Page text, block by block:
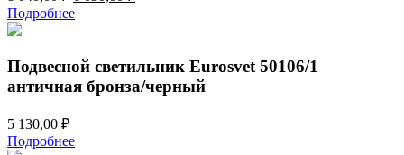
цена
составляла
040,00 ₽.
Подробнее
Подвесной светильник Eurosvet 50106/1
античная бронза/черный
5 130,00 ₽
Подробнее